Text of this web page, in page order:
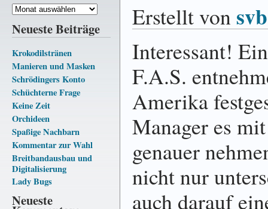
Archiv
Neueste Beiträge
Krokodilstränen
Manieren und Masken
Schrödingers Konto
Schüchterne Frage
Keine Zeit
Orchideen
Spaßige Nachbarn
Kommentar zur Wahl
Breitbandausbau und
Digitalisierung
Lady Bugs
Neueste
Erstellt vonsvb
Interessant!
F.A.S.
Amerika
Manager es
genauer
nicht nur
auch darauf